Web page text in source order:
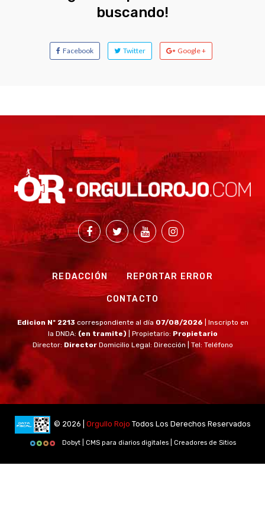
buscando!
Facebook Twitter Google +
REDACCIÓN REPORTAR ERROR
CONTACTO
Edicion Nº 2213 correspondiente al día 07/08/2026
| Inscripto en
la DNDA: (en tramite) | Propietario: Propietario
Director: Director Domicilio Legal: Dirección | Tel: Teléfono
© 2026 | Orgullo Rojo Todos Los Derechos Reservados
Dobyt | CMS para diarios digitales | Creadores de Sitios